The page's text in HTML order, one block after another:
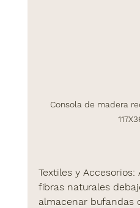
Consola de madera
Textiles y Accesorios:
fibras naturales
almacenar bufandas